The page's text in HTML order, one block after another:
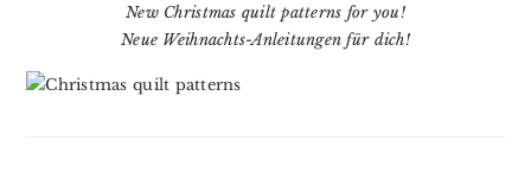
New Christmas quilt patterns for you!
Neue Weihnachts-Anleitungen für dich!